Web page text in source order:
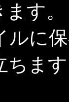
す。
に
ちま